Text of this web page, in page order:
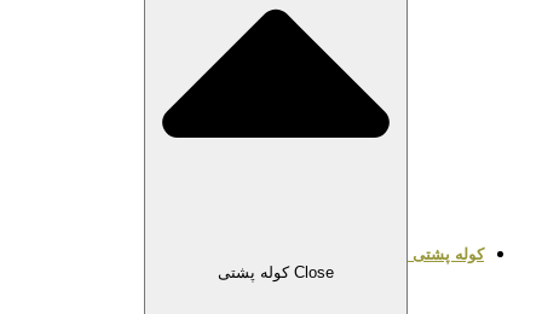
کوله پشتی
Close کوله پشتی